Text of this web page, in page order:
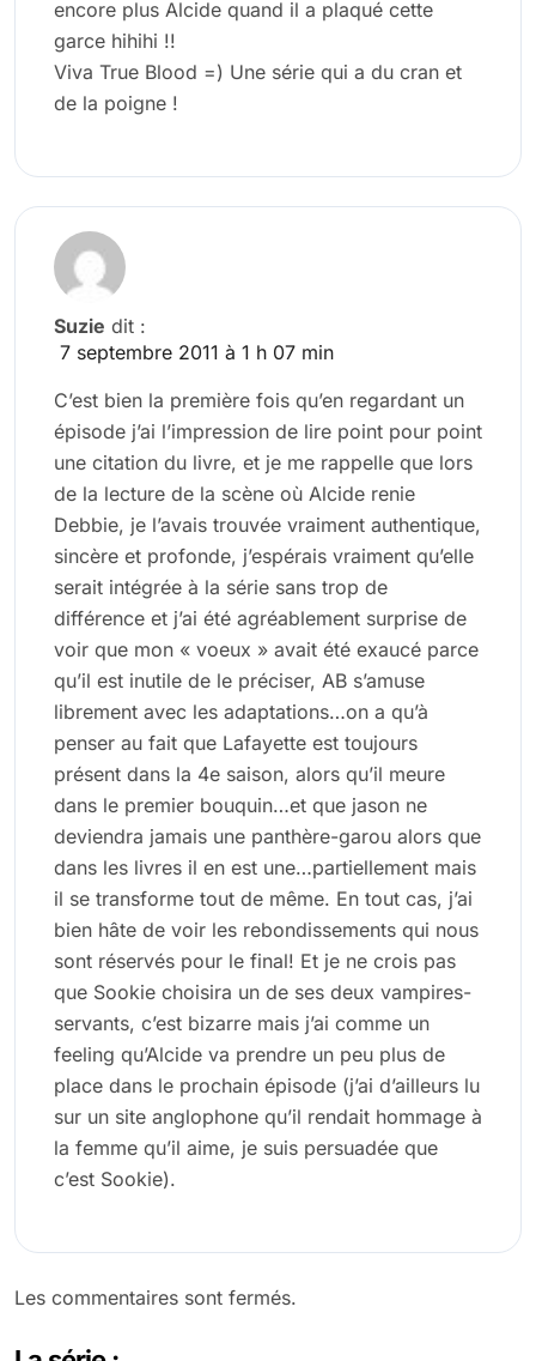
encore plus Alcide quand il a plaqué cette
garce hihihi !!
Viva True Blood =) Une série qui a du cran et
de la poigne !
Suzie dit :
7 septembre 2011 à 1 h 07 min
C’est bien la première fois qu’en regardant un
épisode j’ai l’impression de lire point pour point
une citation du livre, et je me rappelle que lors
de la lecture de la scène où Alcide renie
Debbie, je l’avais trouvée vraiment authentique,
sincère et profonde, j’espérais vraiment qu’elle
serait intégrée à la série sans trop de
différence et j’ai été agréablement surprise de
voir que mon « voeux » avait été exaucé parce
qu’il est inutile de le préciser, AB s’amuse
librement avec les adaptations…on a qu’à
penser au fait que Lafayette est toujours
présent dans la 4e saison, alors qu’il meure
dans le premier bouquin…et que jason ne
deviendra jamais une panthère-garou alors que
dans les livres il en est une…partiellement mais
il se transforme tout de même. En tout cas, j’ai
bien hâte de voir les rebondissements qui nous
sont réservés pour le final! Et je ne crois pas
que Sookie choisira un de ses deux vampires-
servants, c’est bizarre mais j’ai comme un
feeling qu’Alcide va prendre un peu plus de
place dans le prochain épisode (j’ai d’ailleurs lu
sur un site anglophone qu’il rendait hommage à
la femme qu’il aime, je suis persuadée que
c’est Sookie).
Les commentaires sont fermés.